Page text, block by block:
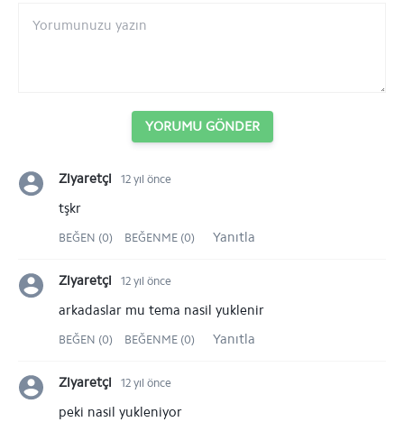
YORUMU GÖNDER
Ziyaretçi 12 yıl önce
tşkr
BEĞEN (0) BEĞENME (0) Yanıtla
Ziyaretçi 12 yıl önce
arkadaslar mu tema nasil yuklenir
BEĞEN (0) BEĞENME (0) Yanıtla
Ziyaretçi 12 yıl önce
peki nasil yukleniyor